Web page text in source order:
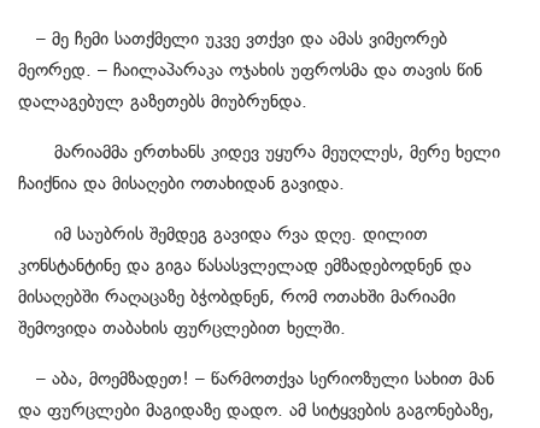
– მე ჩემი სათქმელი უკვე ვთქვი და ამას ვიმეორებ
მეორედ. – ჩაილაპარაკა ოჯახის უფროსმა და თავის წინ
დალაგებულ გაზეთებს მიუბრუნდა.
მარიამმა ერთხანს კიდევ უყურა მეუღლეს, მერე ხელი
ჩაიქნია და მისაღები ოთახიდან გავიდა.
იმ საუბრის შემდეგ გავიდა რვა დღე. დილით
კონსტანტინე და გიგა წასასვლელად ემზადებოდნენ და
მისაღებში რაღაცაზე ბჭობდნენ, რომ ოთახში მარიამი
შემოვიდა თაბახის ფურცლებით ხელში.
– აბა, მოემზადეთ! – წარმოთქვა სერიოზული სახით მან
და ფურცლები მაგიდაზე დადო. ამ სიტყვების გაგონებაზე,